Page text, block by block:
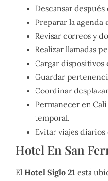
Descansar después
Preparar la agenda
Revisar correos y
Realizar llamadas
Cargar dispositivos
Guardar
Coordinar
Permanecer en
temporal.
Evitar viajes
Hotel En San
El Hotel Siglo 21 está